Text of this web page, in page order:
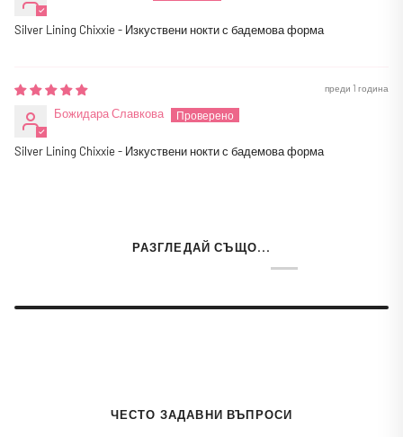
Silver Lining Chixxie - Изкуствени нокти с бадемова форма
преди 1 година
Божидара Славкова
Silver Lining Chixxie - Изкуствени нокти с бадемова форма
РАЗГЛЕДАЙ СЪЩО...
ЧЕСТО ЗАДАВНИ ВЪПРОСИ